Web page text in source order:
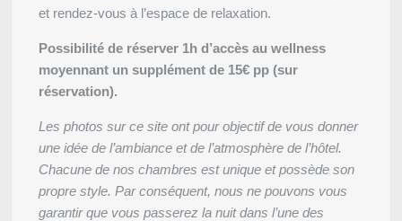
et rendez-vous à l’espace de relaxation.
Possibilité de réserver 1h d’accès au wellness
moyennant un supplément de 15€ pp (sur
réservation).
Les photos sur ce site ont pour objectif de vous donner
une idée de l’ambiance et de l’atmosphère de l’hôtel.
Chacune de nos chambres est unique et possède son
propre style. Par conséquent, nous ne pouvons vous
garantir que vous passerez la nuit dans l’une des